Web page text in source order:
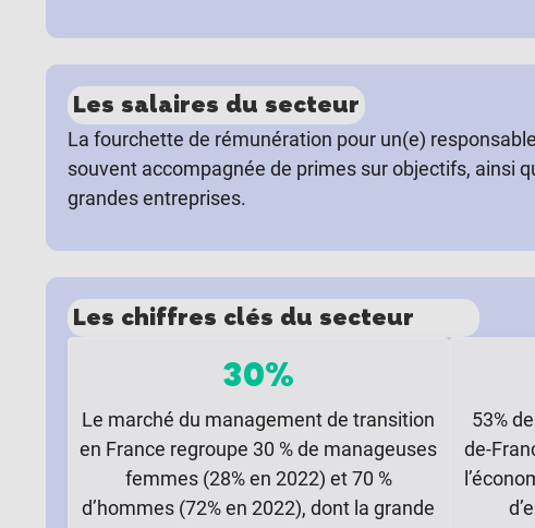
Les salaires du secteur
La fourchette de rémunération pour un(e)
souvent accompagnée de primes sur objectifs, ainsi
grandes entreprises.
Les chiffres clés du secteur
30%
Le marché du management de transition
en France regroupe 30 % de manageuses
femmes (28% en 2022) et 70 %
d’hommes (72% en 2022), dont la grande
53%
de-